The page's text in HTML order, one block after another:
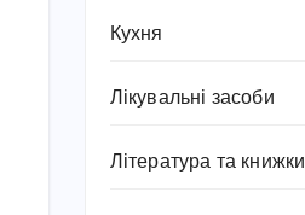
Кухня
Лікувальні засоби
Література та книжки